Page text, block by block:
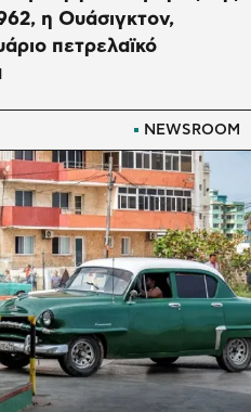
NEWSROOM
η Ουάσιγκτον,
πετρελαϊκό